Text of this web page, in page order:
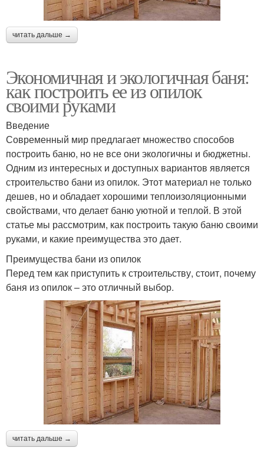
читать дальше →
Экономичная и экологичная баня:
как построить ее из опилок
своими руками
Введение
Современный мир предлагает множество способов
построить баню, но не все они экологичны и бюджетны.
Одним из интересных и доступных вариантов является
строительство бани из опилок. Этот материал не только
дешев, но и обладает хорошими теплоизоляционными
свойствами, что делает баню уютной и теплой. В этой
статье мы рассмотрим, как построить такую баню своими
руками, и какие преимущества это дает.
Преимущества бани из опилок
Перед тем как приступить к строительству, стоит, почему
баня из опилок – это отличный выбор.
читать дальше →